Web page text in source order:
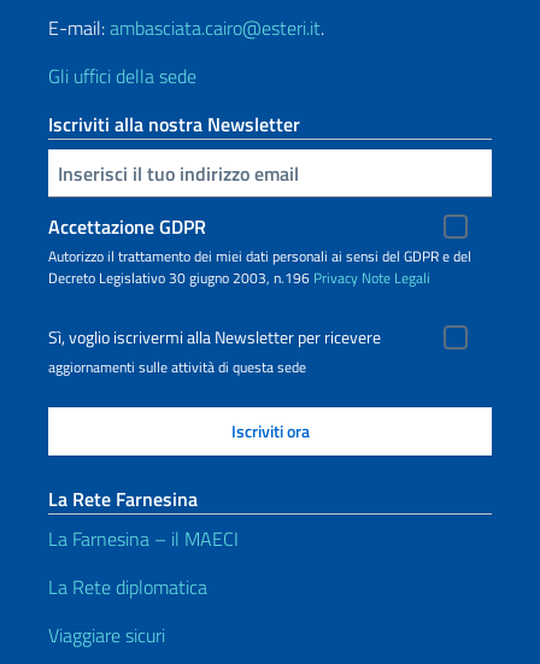
E-mail:ambasciata.cairo@esteri.it.
Gli uffici della sede
Iscriviti alla nostra Newsletter
Inserisci la tua email
Accettazione GDPR
Autorizzo il trattamento dei miei dati personali ai sensi del GDPR e del
Decreto Legislativo 30 giugno 2003, n.196 Privacy Note Legali
Sì, voglio iscrivermi alla Newsletter per ricevere
aggiornamenti sulle attività di questa sede
La Rete Farnesina
La Farnesina – il MAECI
La Rete diplomatica
Viaggiare sicuri